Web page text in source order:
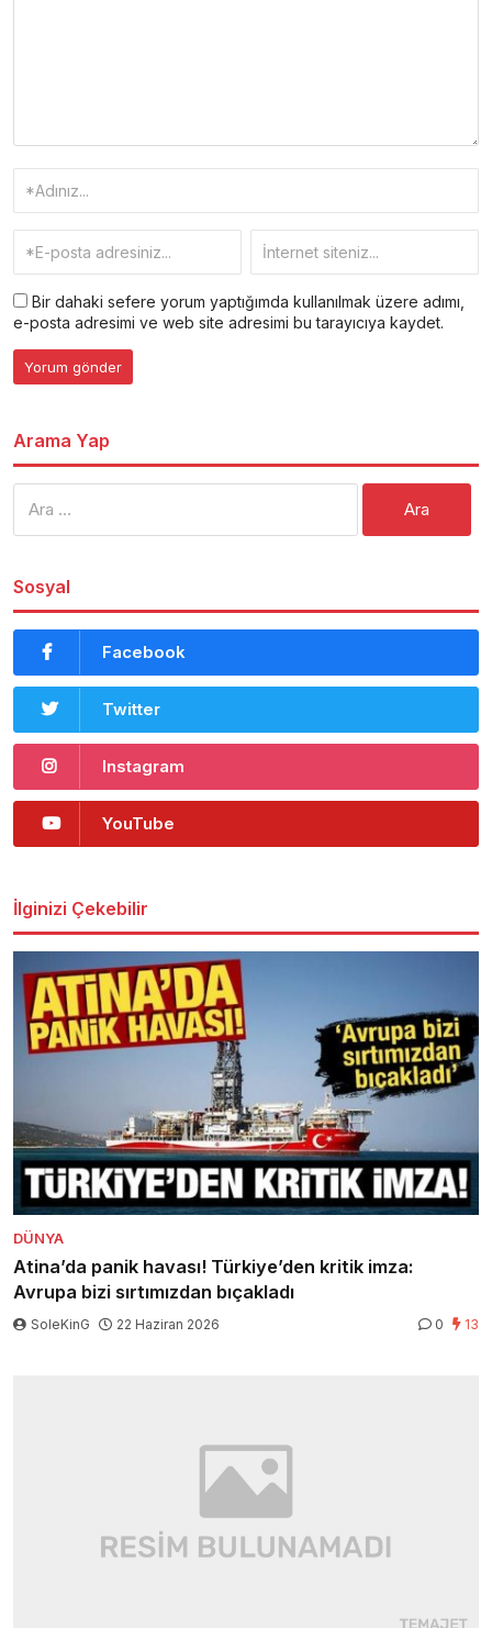
Bir dahaki sefere yorum yaptığımda kullanılmak üzere adımı,
e-posta adresimi ve web site adresimi bu tarayıcıya kaydet.
Arama Yap
Sosyal
Facebook
Twitter
Instagram
YouTube
İlginizi Çekebilir
DÜNYA
Atina’da panik havası! Türkiye’den kritik imza:
Avrupa bizi sırtımızdan bıçakladı
SoleKinG 22 Haziran 2026 0 13